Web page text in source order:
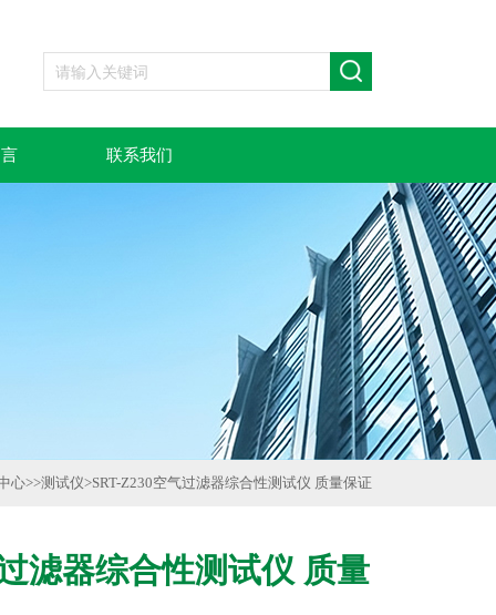
联系我们
心>>测试仪>SRT-Z230空气过滤器综合性测试仪 质量保证
滤器综合性测试仪 质量